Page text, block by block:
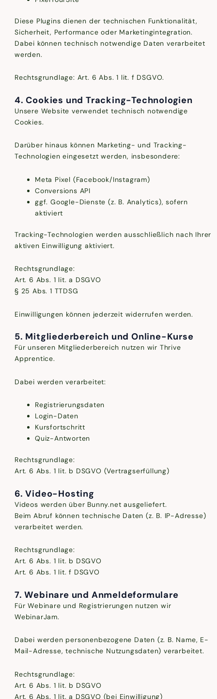
Diese Plugins dienen der technischen Funktionalität,
Sicherheit, Performance oder Marketingintegration.
Dabei können technisch notwendige Daten verarbeitet
werden.
Rechtsgrundlage: Art. 6 Abs. 1 lit. f DSGVO.
4. Cookies und Tracking-Technologien
Unsere Website verwendet technisch notwendige
Cookies.
Darüber hinaus können Marketing- und Tracking-
Technologien eingesetzt werden, insbesondere:
Meta Pixel (Facebook/Instagram)
Conversions API
ggf. Google-Dienste (z. B. Analytics), sofern
aktiviert
Tracking-Technologien werden ausschließlich nach Ihrer
aktiven Einwilligung aktiviert.
Rechtsgrundlage:
Art. 6 Abs. 1 lit. a DSGVO
§ 25 Abs. 1 TTDSG
Einwilligungen können jederzeit widerrufen werden.
5. Mitgliederbereich und Online-Kurse
Für unseren Mitgliederbereich nutzen wir Thrive
Apprentice.
Dabei werden verarbeitet:
Registrierungsdaten
Login-Daten
Kursfortschritt
Quiz-Antworten
Rechtsgrundlage:
Art. 6 Abs. 1 lit. b DSGVO (Vertragserfüllung)
6. Video-Hosting
Videos werden über Bunny.net ausgeliefert.
Beim Abruf können technische Daten (z. B. IP-Adresse)
verarbeitet werden.
Rechtsgrundlage:
Art. 6 Abs. 1 lit. b DSGVO
Art. 6 Abs. 1 lit. f DSGVO
7. Webinare und Anmeldeformulare
Für Webinare und Registrierungen nutzen wir
WebinarJam.
Dabei werden personenbezogene Daten (z. B. Name, E-
Mail-Adresse, technische Nutzungsdaten) verarbeitet.
Rechtsgrundlage:
Art. 6 Abs. 1 lit. b DSGVO
Art. 6 Abs. 1 lit. a DSGVO (bei Einwilligung)